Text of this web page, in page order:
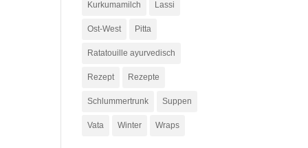
Kurkumamilch Lassi
Ost-West Pitta
Ratatouille ayurvedisch
Rezept Rezepte
Schlummertrunk Suppen
Vata Winter Wraps